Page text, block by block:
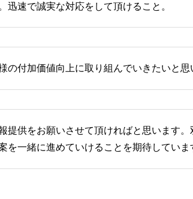
速で誠実な対応をして頂けること。
付加価値向上に取り組んでいきたいと思
提供をお願いさせて頂ければと思います。
一緒に進めていけることを期待していま